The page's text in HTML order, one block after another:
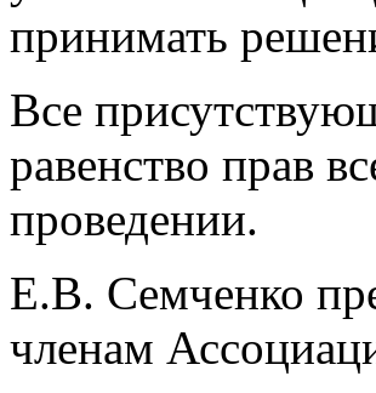
принимать
Все
равенство прав
проведении.
Е.В. Семченко
членам